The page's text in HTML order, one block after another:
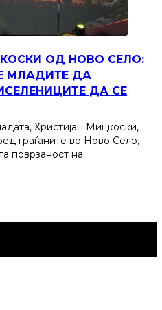
ОД НОВО СЕЛО:
МЛАДИТЕ ДА
ДА СЕ
Христијан Мицкоски,
граѓаните во Ново Село,
поврзаност на